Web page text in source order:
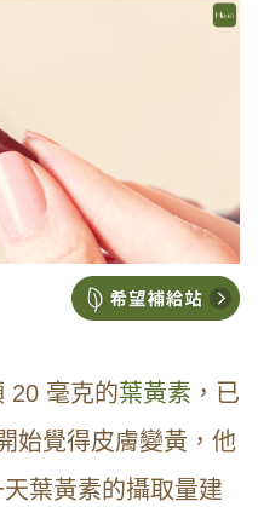
20 毫克的葉黃素 ，已
始覺得皮膚變黃，他
天葉黃素的攝取量建